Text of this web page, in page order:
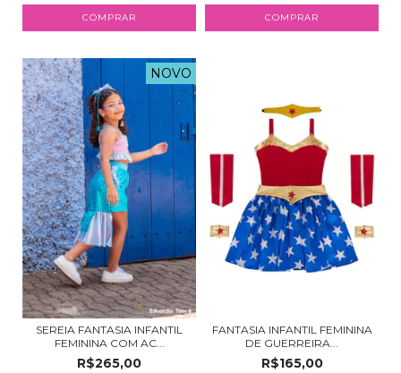
COMPRAR COMPRAR
NOVO
SEREIA FANTASIA INFANTIL
FEMININA COM AC...
R$265,00
FANTASIA INFANTIL FEMININA
DE GUERREIRA...
R$165,00